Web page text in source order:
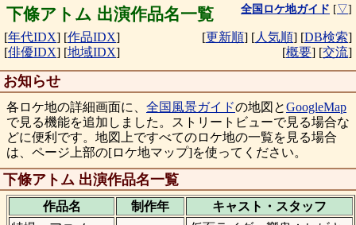
下條アトム 出演作品名一覧 全国ロケ地ガイド [▽]
[年代IDX] [作品IDX]
[俳優IDX] [地域IDX]
[更新順] [人気順] [DB検索]
[概要] [交流]
お知らせ
各ロケ地の詳細画面に、 全国風景ガイドの地図とGoogleMap
で見る機能を追加しました。ストリートビューで見る場合な
どに便利です。地図上ですべてのロケ地の一覧を見る場合
は、ページ上部の[ロケ地マップ]を使ってください。
下條アトム 出演作品名一覧
作品名 制作年 キャスト・ スタッフ